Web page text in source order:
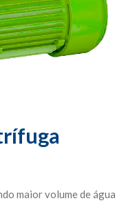
maior volume de água